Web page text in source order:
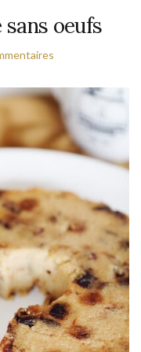
sans oeufs